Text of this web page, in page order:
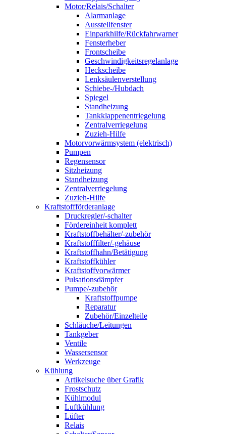
Motor/Relais/Schalter
Alarmanlage
Ausstellfenster
Einparkhilfe/Rückfahrwarner
Fensterheber
Frontscheibe
Geschwindigkeitsregelanlage
Heckscheibe
Lenksäulenverstellung
Schiebe-/Hubdach
Spiegel
Standheizung
Tankklappenentriegelung
Zentralverriegelung
Zuzieh-Hilfe
Motorvorwärmsystem (elektrisch)
Pumpen
Regensensor
Sitzheizung
Standheizung
Zentralverriegelung
Zuzieh-Hilfe
Kraftstoffförderanlage
Druckregler/-schalter
Fördereinheit komplett
Kraftstoffbehälter/-zubehör
Kraftstofffilter/-gehäuse
Kraftstoffhahn/Betätigung
Kraftstoffkühler
Kraftstoffvorwärmer
Pulsationsdämpfer
Pumpe/-zubehör
Kraftstoffpumpe
Reparatur
Zubehör/Einzelteile
Schläuche/Leitungen
Tankgeber
Ventile
Wassersensor
Werkzeuge
Kühlung
Artikelsuche über Grafik
Frostschutz
Kühlmodul
Luftkühlung
Lüfter
Relais